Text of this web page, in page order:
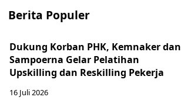
Berita Populer
Dukung Korban PHK, Kemnaker dan
Sampoerna Gelar Pelatihan
Upskilling dan Reskilling Pekerja
16 Juli 2026